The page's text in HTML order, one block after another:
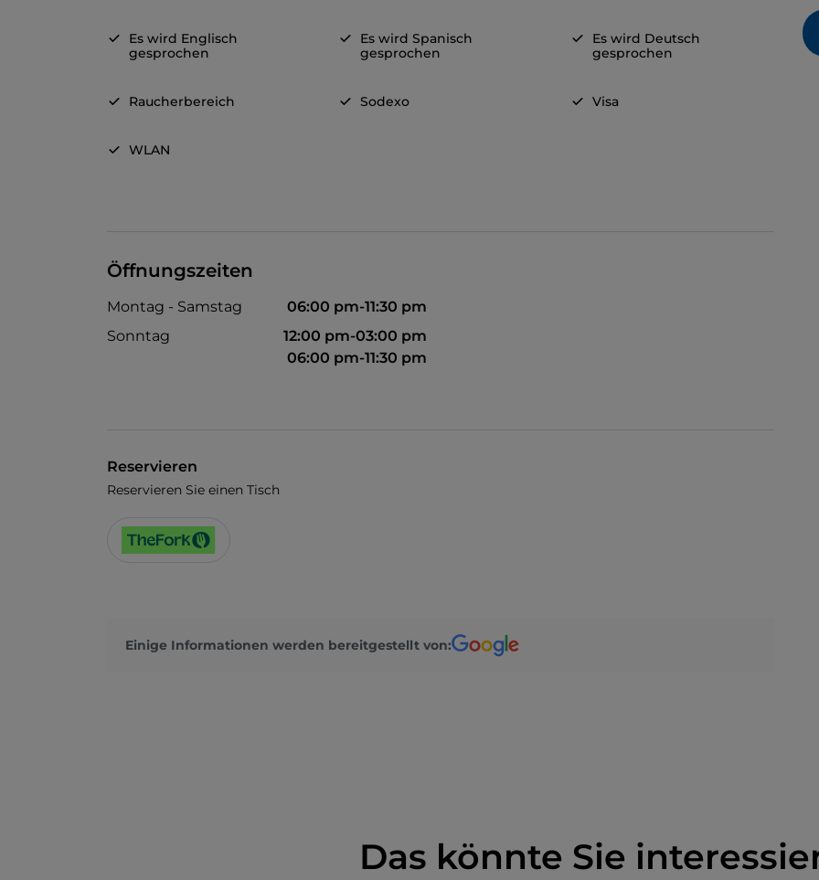
Es wird Englisch
gesprochen
Es wird Spanisch
gesprochen
Es wird Deutsch
gesprochen
Raucherbereich Sodexo Visa
WLAN
Öffnungszeiten
Montag - Samstag
06:00 pm-11:30 pm
Sonntag
12:00 pm-03:00 pm
06:00 pm-11:30 pm
Reservieren
Reservieren Sie einen Tisch
Einige Informationen werden bereitgestellt von:
Das könnte Sie